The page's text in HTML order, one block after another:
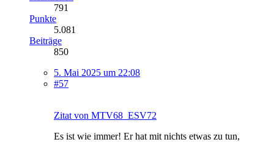
791
Punkte
5.081
Beiträge
850
5. Mai 2025 um 22:08
#57
Zitat von MTV68_ESV72
Es ist wie immer! Er hat mit nichts etwas zu tun,